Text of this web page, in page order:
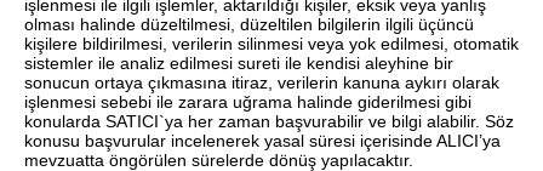
işlenmesi ile ilgili işlemler, aktarıldığı kişiler, eksik veya yanlış
olması halinde düzeltilmesi, düzeltilen bilgilerin ilgili üçüncü
kişilere bildirilmesi, verilerin silinmesi veya yok edilmesi, otomatik
sistemler ile analiz edilmesi sureti ile kendisi aleyhine bir
sonucun ortaya çıkmasına itiraz, verilerin kanuna aykırı olarak
işlenmesi sebebi ile zarara uğrama halinde giderilmesi gibi
konularda SATICI`ya her zaman başvurabilir ve bilgi alabilir. Söz
konusu başvurular incelenerek yasal süresi içerisinde ALICI’ya
mevzuatta öngörülen sürelerde dönüş yapılacaktır.